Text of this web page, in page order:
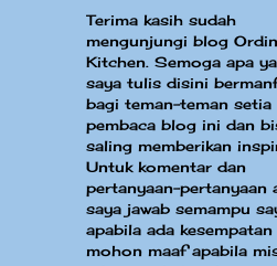
Terima kasih sudah
mengunjungi blog
Kitchen. Semoga apa
saya tulis disini
bagi teman-teman setia
pembaca blog ini dan
saling memberikan
Untuk komentar dan
pertanyaan-pertanyaan
saya jawab semampu
apabila ada kesempatan
mohon maaf apabila